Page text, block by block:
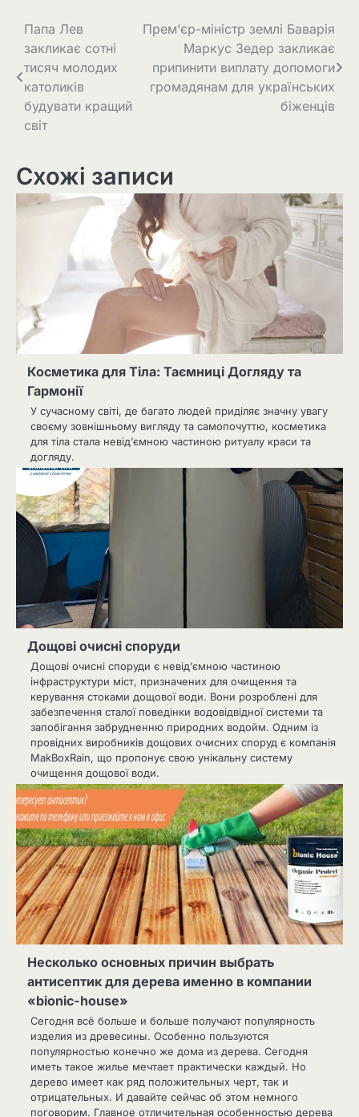
Навігація
записів
Папа Лев
закликає сотні
тисяч молодих
католиків
будувати кращий
світ
Прем’єр-міністр землі Баварія
Маркус Зедер закликає
припинити виплату допомоги
громадянам для українських
біженців
Схожі записи
Косметика для Тіла: Таємниці Догляду та
Гармонії
У сучасному світі, де багато людей приділяє значну увагу
своєму зовнішньому вигляду та самопочуттю, косметика
для тіла стала невід’ємною частиною ритуалу краси та
догляду.
Дощові очисні споруди
Дощові очисні споруди є невід’ємною частиною
інфраструктури міст, призначених для очищення та
керування стоками дощової води. Вони розроблені для
забезпечення сталої поведінки водовідвідної системи та
запобігання забрудненню природних водойм. Одним із
провідних виробників дощових очисних споруд є компанія
MakBoxRain, що пропонує свою унікальну систему
очищення дощової води.
Несколько основных причин выбрать
антисептик для дерева именно в компании
«bionic-house»
Сегодня всё больше и больше получают популярность
изделия из древесины. Особенно пользуются
популярностью конечно же дома из дерева. Сегодня
иметь такое жилье мечтает практически каждый. Но
дерево имеет как ряд положительных черт, так и
отрицательных. И давайте сейчас об этом немного
поговорим. Главное отличительная особенностью дерева